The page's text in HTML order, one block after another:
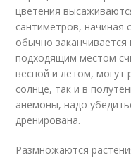
цветения
сантиметров, начиная
обычно
подходящим местом
весной и летом, могут
солнце, так и в
анемоны, надо
дренирована.
Размножаются